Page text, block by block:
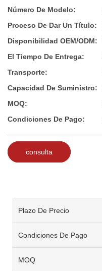
Número De Modelo:
Proceso De Dar Un Título:
Disponibilidad OEM/ODM:
El Tiempo De Entrega:
Transporte:
Capacidad De Suministro:
MOQ:
Condiciones De Pago:
consulta
Plazo De Precio
Condiciones De Pago
MOQ